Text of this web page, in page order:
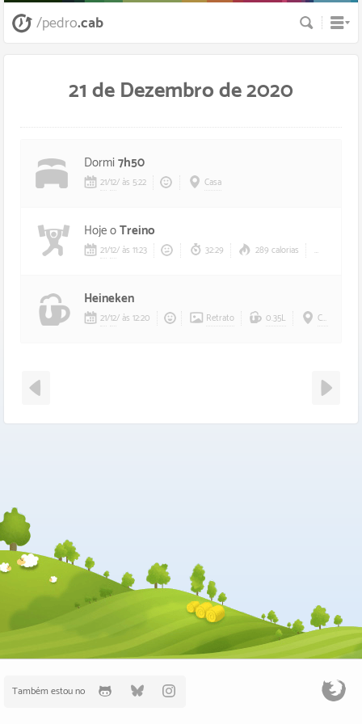
/pedro.cab Busca
21 de Dezembro de 2020
Dormi7h50
21/12/ às 5:22 Casa
Hoje oTreino
21/12/às 11:23 32:29 289 calorias
Heineken
21/12/ às 12:20 Retrato 0.35L Casa
Também estou no